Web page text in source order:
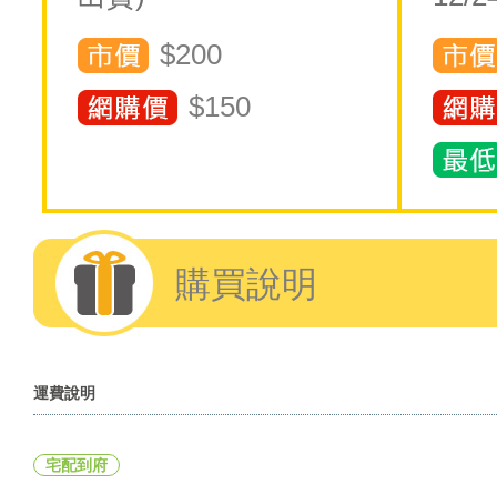
$200
$150
購買說明
運費說明
宅配到府